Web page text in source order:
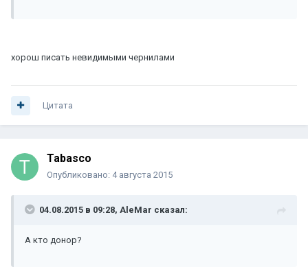
хорош писать невидимыми чернилами
Цитата
Tabasco
Опубликовано: 4 августа 2015
04.08.2015 в 09:28, AleMar сказал:
А кто донор?